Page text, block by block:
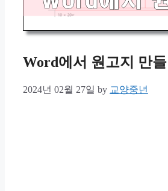
Word에서 원고지 만들
2024년 02월 27일 by 교양중년